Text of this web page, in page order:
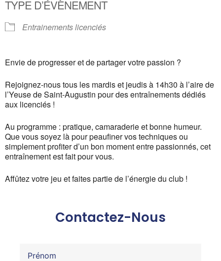
TYPE D’ÉVÈNEMENT
Entrainements licenciés
Envie de progresser et de partager votre passion ?
Rejoignez-nous tous les mardis et jeudis à 14h30 à l’aire de
l’Yeuse de Saint-Augustin pour des entraînements dédiés
aux licenciés !
Au programme : pratique, camaraderie et bonne humeur.
Que vous soyez là pour peaufiner vos techniques ou
simplement profiter d’un bon moment entre passionnés, cet
entraînement est fait pour vous.
Affûtez votre jeu et faites partie de l’énergie du club !
Contactez-Nous
Prénom